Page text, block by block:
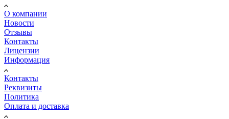
О компании
Новости
Отзывы
Контакты
Лицензии
Информация
Контакты
Реквизиты
Политика
Оплата и доставка